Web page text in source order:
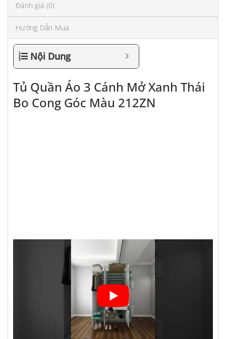
Đánh giá (0)
Hướng Dẫn Mua
Nội Dung
Tủ Quần Áo 3 Cánh Mở Xanh Thái
Bo Cong Góc Màu 212ZN